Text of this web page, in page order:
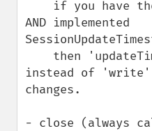
AND implemented
instead of
changes.
- close (always